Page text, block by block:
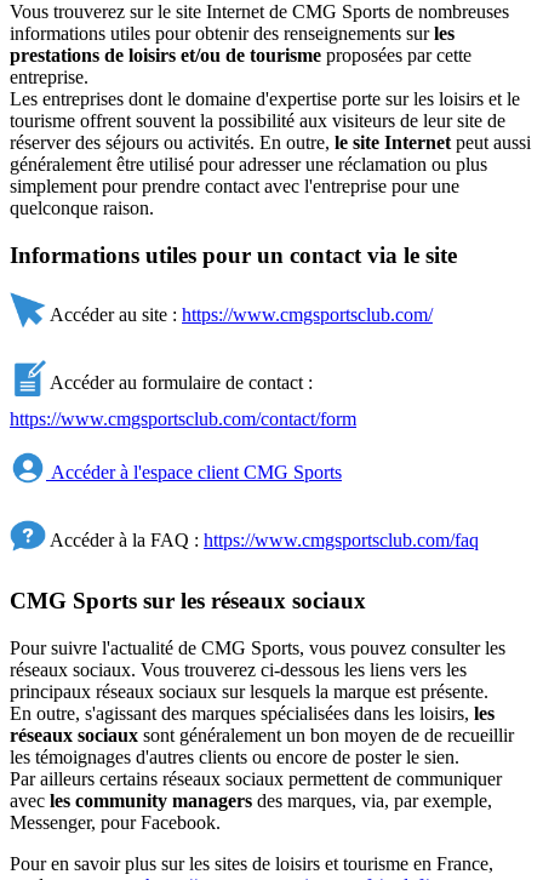
Vous trouverez sur le site Internet de CMG Sports de nombreuses
informations utiles pour obtenir des renseignements surles
prestations de loisirs et/ou de tourisme proposées par cette
entreprise.
Les entreprises dont le domaine d'expertise porte sur les loisirs et le
tourisme offrent souvent la possibilité aux visiteurs de leur site de
réserver des séjours ou activités. En outre, le site Internet peut aussi
généralement être utilisé pour adresser une réclamation ou plus
simplement pour prendre contact avec l'entreprise pour une
quelconque raison.
Informations utiles pour un contact via le site
Accéder au site : https://www.cmgsportsclub.com/
Accéder au formulaire de contact :
https://www.cmgsportsclub.com/contact/form
Accéder à l'espace client CMG Sports
Accéder à la FAQ : https://www.cmgsportsclub.com/faq
CMG Sports sur les réseaux sociaux
Pour suivre l'actualité de CMG Sports, vous pouvez consulter les
réseaux sociaux. Vous trouverez ci-dessous les liens vers les
principaux réseaux sociaux sur lesquels la marque est présente.
En outre, s'agissant des marques spécialisées dans les loisirs, les
réseaux sociaux sont généralement un bon moyen de de recueillir
les témoignages d'autres clients ou encore de poster le sien.
Par ailleurs certains réseaux sociaux permettent de communiquer
avec les community managers des marques, via, par exemple,
Messenger, pour Facebook.
Pour en savoir plus sur les sites de loisirs et tourisme en France,